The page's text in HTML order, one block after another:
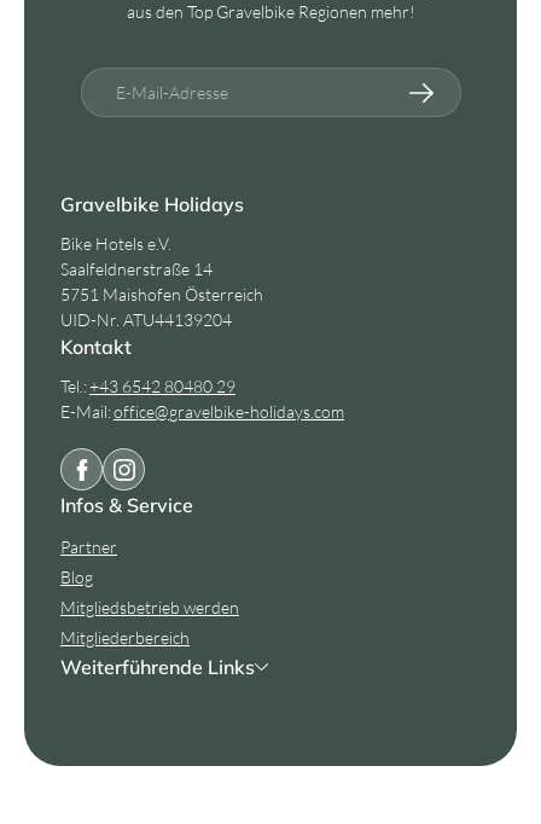
aus den Top Gravelbike Regionen mehr!
E-Mail-Adresse
Gravelbike Holidays
Bike Hotels e.V.
Saalfeldnerstraße 14
5751 Maishofen Österreich
UID-Nr. ATU44139204
Kontakt
Tel.:+43 6542 80480 29
E-Mail:office@gravelbike-holidays.com
Infos & Service
Partner
Blog
Mitgliedsbetrieb werden
Mitgliederbereich
Weiterführende Links